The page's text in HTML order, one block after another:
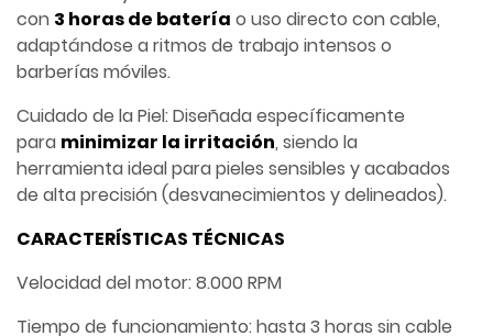
con 3 horas de batería o uso directo con cable,
adaptándose a ritmos de trabajo intensos o
barberías móviles.
Cuidado de la Piel: Diseñada específicamente
para minimizar la irritación, siendo la
herramienta ideal para pieles sensibles y acabados
de alta precisión (desvanecimientos y delineados).
CARACTERÍSTICAS TÉCNICAS
Velocidad del motor: 8.000 RPM
Tiempo de funcionamiento: hasta 3 horas sin cable